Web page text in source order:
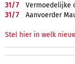
31/7
Vermoedelijke
31/7 Aanvoerder
Stel hier in welk